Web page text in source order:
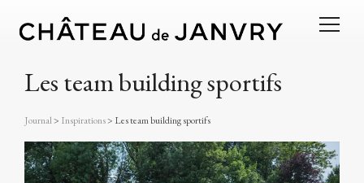
Les team building sportifs
Journal> Inspirations> Les team building sportifs